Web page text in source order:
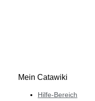
Mein Catawiki
Hilfe-Bereich